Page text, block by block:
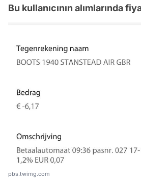
Bu kullanıcının alımlarında
pbs.twimg.com